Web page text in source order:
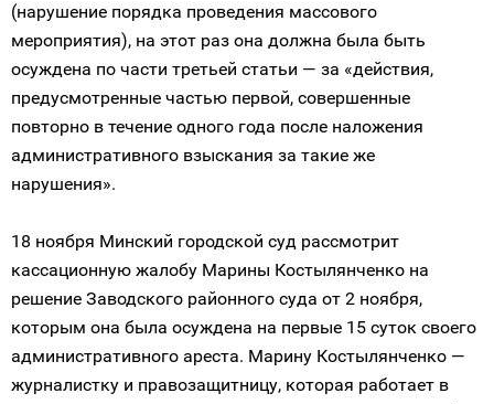
(нарушение порядка проведения массового
мероприятия), на этот раз она должна была быть
осуждена по части третьей статьи — за «действия,
предусмотренные частью первой, совершенные
повторно в течение одного года после наложения
административного взыскания за такие же
нарушения».
18 ноября Минский городской суд рассмотрит
кассационную жалобу Марины Костылянченко на
решение Заводского районного суда от 2 ноября,
которым она была осуждена на первые 15 суток своего
административного ареста. Марину Костылянченко —
журналистку и правозащитницу, которая работает в